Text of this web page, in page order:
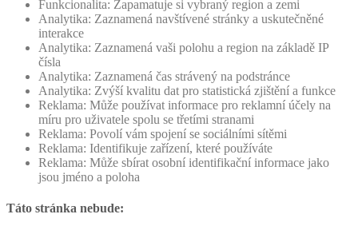
Funkcionalita: Zapamatuje si vybraný region a zemi
Analytika: Zaznamená navštívené stránky a uskutečněné
interakce
Analytika: Zaznamená vaši polohu a region na základě IP
čísla
Analytika: Zaznamená čas strávený na podstránce
Analytika: Zvýší kvalitu dat pro statistická zjištění a funkce
Reklama: Může používat informace pro reklamní účely na
míru pro uživatele spolu se třetími stranami
Reklama: Povolí vám spojení se sociálními sítěmi
Reklama: Identifikuje zařízení, které používáte
Reklama: Může sbírat osobní identifikační informace jako
jsou jméno a poloha
Táto stránka nebude: